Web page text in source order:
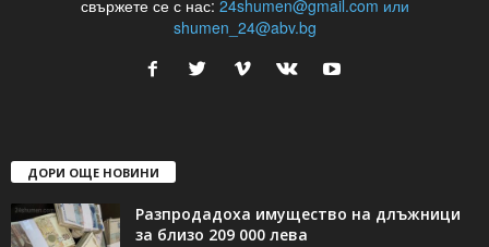
свържете се с нас: 24shumen@gmail.com или
shumen_24@abv.bg
ДОРИ ОЩЕ НОВИНИ
Разпродадоха имущество на длъжници
за близо 209 000 лева